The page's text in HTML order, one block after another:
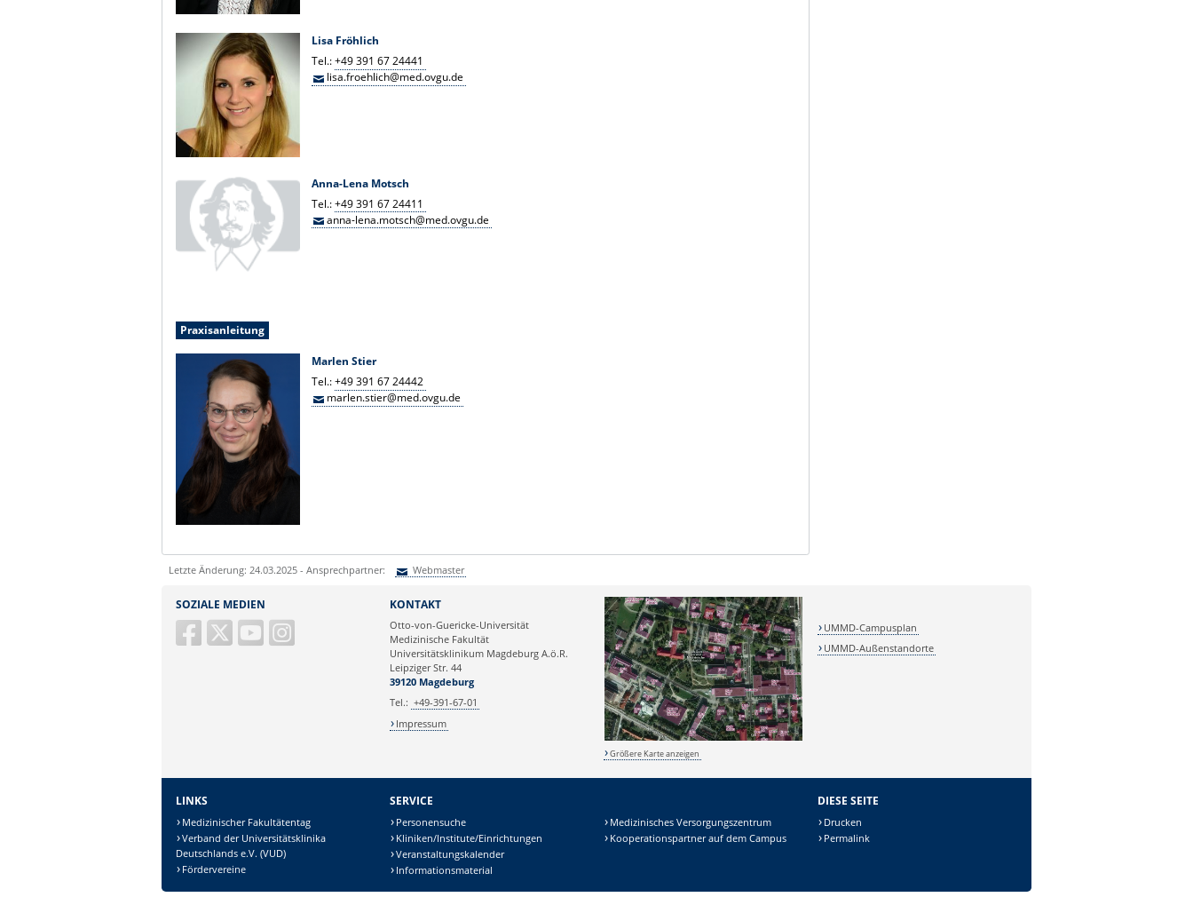
Lisa Fröhlich
Tel.:+49 391 67 24441
lisa.froehlich@med.ovgu.de
Anna-Lena Motsch
Tel.:+49 391 67 24411
anna-lena.motsch@med.ovgu.de
Praxisanleitung
Marlen Stier
Tel.:+49 391 67 24442
marlen.stier@med.ovgu.de
Letzte Änderung: 24.03.2025 - Ansprechpartner: Webmaster
Ihre E-Mailadresse:
SOZIALE MEDIEN KONTAKT
Otto-von-Guericke-Universität
Medizinische Fakultät
Universitätsklinikum Magdeburg A.ö.R.
Leipziger Str. 44
39120 Magdeburg
Tel.: +49-391-67-01
Impressum
Größere Karte anzeigen
UMMD-Campusplan
UMMD-Außenstandorte
LINKS
Medizinischer Fakultätentag
Verband der Universitätsklinika
Deutschlands e.V. (VUD)
Fördervereine
SERVICE
Personensuche
Kliniken/Institute/Einrichtungen
Veranstaltungskalender
Informationsmaterial
Medizinisches Versorgungszentrum
Kooperationspartner auf dem Campus
DIESE SEITE
Drucken
Permalink